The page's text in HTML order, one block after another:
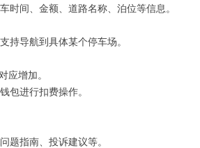
时间、金额、道路名称、泊位等信息。
持导航到具体某个停车场。
应增加。
包进行扣费操作。
题指南、投诉建议等。